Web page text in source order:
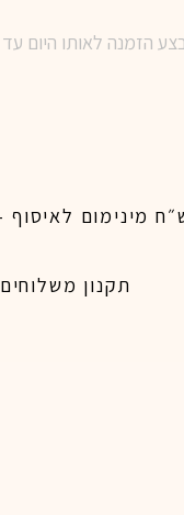
תקנון משלוחים